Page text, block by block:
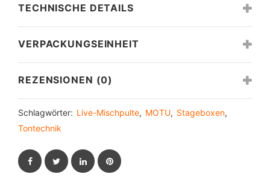
TECHNISCHE DETAILS
VERPACKUNGSEINHEIT
REZENSIONEN (0)
Schlagwörter: Live-Mischpulte, MOTU, Stageboxen,
Tontechnik
FacebookTwitterLinkedInPinterest